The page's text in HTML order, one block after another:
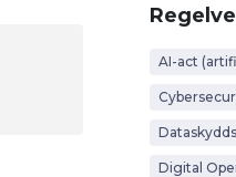
AI-act
Digital